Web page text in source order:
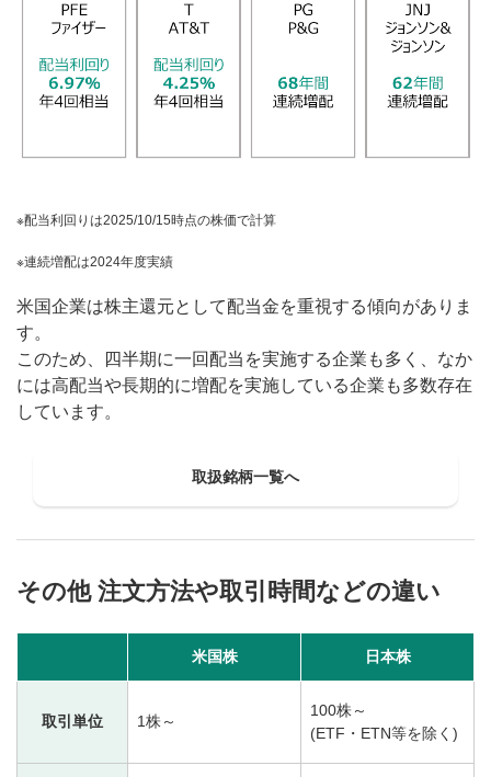
配当利回りは2025/10/15時点の株価で計算
連続増配は2024年度実績
米国企業は株主還元として配当金を重視する傾向がありま
す。
このため、四半期に一回配当を実施する企業も多く、なか
には高配当や長期的に増配を実施している企業も多数存在
しています。
取扱銘柄一覧へ
その他 注文方法や取引時間などの違い
米国株 日本株
取引単位 1株～
100株～
(ETF・ETN等を除く)